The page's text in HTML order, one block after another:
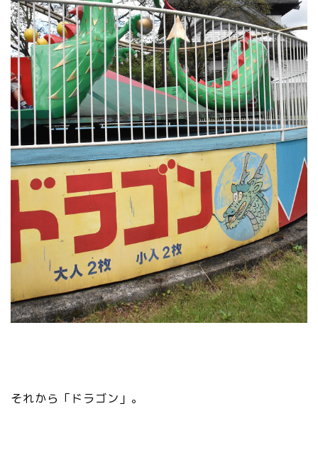
それから「ドラゴン」。
お知らせ
メディア情報
■県北エリア